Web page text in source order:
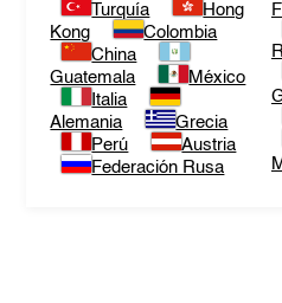
Turquía
Hong
Kong
Colombia
China
Guatemala
México
Italia
Alemania
Grecia
Perú
Austria
Federación Rusa